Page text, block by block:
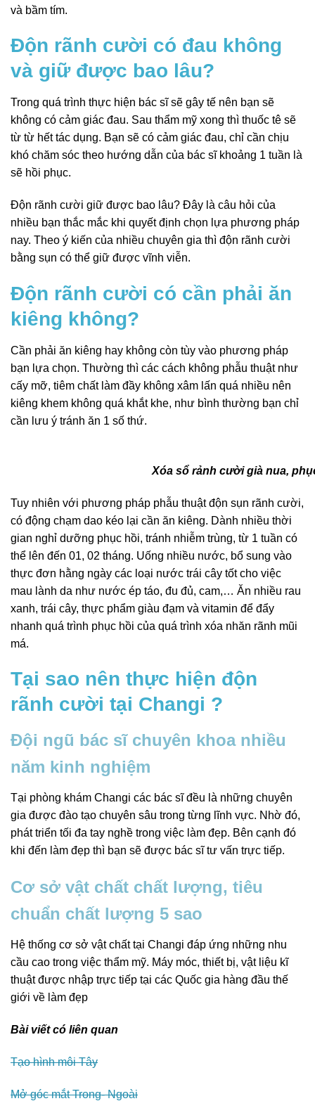
và bầm tím.
Độn rãnh cười có đau không
và giữ được bao lâu?
Trong quá trình thực hiện bác sĩ sẽ gây tế nên bạn sẽ
không có cảm giác đau. Sau thẩm mỹ xong thì thuốc tê sẽ
từ từ hết tác dụng. Bạn sẽ có cảm giác đau, chỉ cần chịu
khó chăm sóc theo hướng dẫn của bác sĩ khoảng 1 tuần là
sẽ hồi phục.
Độn rãnh cười giữ được bao lâu? Đây là câu hỏi của
nhiều bạn thắc mắc khi quyết định chọn lựa phương pháp
nay. Theo ý kiến của nhiều chuyên gia thì độn rãnh cười
bằng sụn có thể giữ được vĩnh viễn.
Độn rãnh cười có cần phải ăn
kiêng không?
Cần phải ăn kiêng hay không còn tùy vào phương pháp
bạn lựa chọn. Thường thì các cách không phẫu thuật như
cấy mỡ, tiêm chất làm đầy không xâm lấn quá nhiều nên
kiêng khem không quá khắt khe, như bình thường bạn chỉ
cần lưu ý tránh ăn 1 số thứ.
Xóa sổ rảnh cười già nua,
Tuy nhiên với phương pháp phẫu thuật độn sụn rãnh cười,
có động chạm dao kéo lại cần ăn kiêng. Dành nhiều thời
gian nghỉ dưỡng phục hồi, tránh nhiễm trùng, từ 1 tuần có
thể lên đến 01, 02 tháng. Uống nhiều nước, bổ sung vào
thực đơn hằng ngày các loại nước trái cây tốt cho việc
mau lành da như nước ép táo, đu đủ, cam,… Ăn nhiều rau
xanh, trái cây, thực phẩm giàu đạm và vitamin để đẩy
nhanh quá trình phục hồi của quá trình xóa nhăn rãnh mũi
má.
Tại sao nên thực hiện độn
rãnh cười tại Changi ?
Đội ngũ bác sĩ chuyên khoa nhiều
năm kinh nghiệm
Tại phòng khám Changi các bác sĩ đều là những chuyên
gia được đào tạo chuyên sâu trong từng lĩnh vực. Nhờ đó,
phát triển tối đa tay nghề trong việc làm đẹp. Bên cạnh đó
khi đến làm đẹp thì bạn sẽ được bác sĩ tư vấn trực tiếp.
Cơ sở vật chất chất lượng, tiêu
chuẩn chất lượng 5 sao
Hệ thống cơ sở vật chất tại Changi đáp ứng những nhu
cầu cao trong việc thẩm mỹ. Máy móc, thiết bị, vật liệu kĩ
thuật được nhập trực tiếp tại các Quốc gia hàng đầu thế
giới về làm đẹp
Bài viết có liên quan
Tạo hình môi Tây
Mở góc mắt Trong- Ngoài